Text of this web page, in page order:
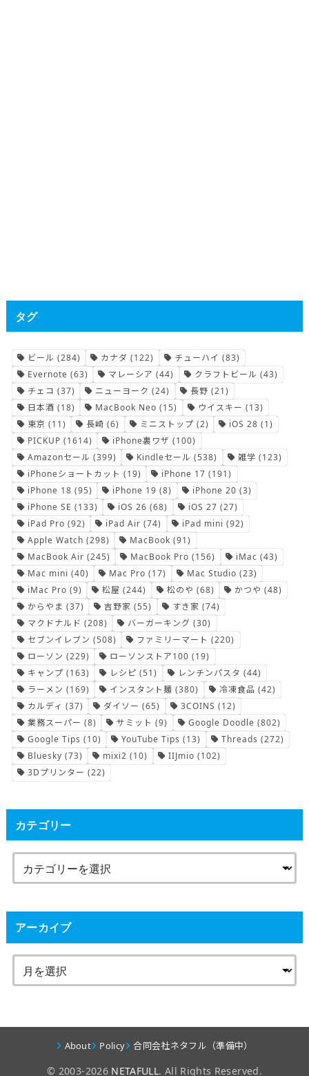
タグ
ビール (284) カナダ (122) チューハイ (83)
Evernote (63) マレーシア (44) クラフトビール (43)
チェコ (37) ニューヨーク (24) 長野 (21)
日本酒 (18) MacBook Neo (15) ウイスキー (13)
東京 (11) 長崎 (6) ミニストップ (2) iOS 28 (1)
PICKUP (1614) iPhone裏ワザ (100)
Amazonセール (399) Kindleセール (538) 雑学 (123)
iPhoneショートカット (19) iPhone 17 (191)
iPhone 18 (95) iPhone 19 (8) iPhone 20 (3)
iPhone SE (133) iOS 26 (68) iOS 27 (27)
iPad Pro (92) iPad Air (74) iPad mini (92)
Apple Watch (298) MacBook (91)
MacBook Air (245) MacBook Pro (156) iMac (43)
Mac mini (40) Mac Pro (17) Mac Studio (23)
iMac Pro (9) 松屋 (244) 松のや (68) かつや (48)
からやま (37) 吉野家 (55) すき家 (74)
マクドナルド (208) バーガーキング (30)
セブンイレブン (508) ファミリーマート (220)
ローソン (229) ローソンストア100 (19)
キャンプ (163) レシピ (51) レンチンパスタ (44)
ラーメン (169) インスタント麺 (380) 冷凍食品 (42)
カルディ (37) ダイソー (65) 3COINS (12)
業務スーパー (8) サミット (9) Google Doodle (802)
Google Tips (10) YouTube Tips (13) Threads (272)
Bluesky (73) mixi2 (10) IIJmio (102)
3Dプリンター (22)
カテゴリー
アーカイブ
About Policy 合同会社ネタフル（準備中）
© 2003-2026 NETAFULL. All Rights Reserved.